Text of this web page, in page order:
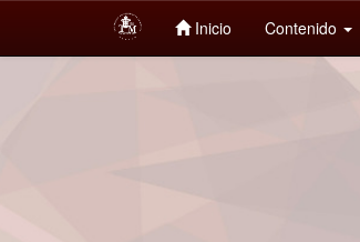
Inicio Contenido